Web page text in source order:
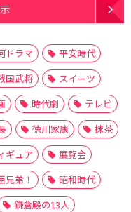
ドラマ
平安時代
国武将
スイーツ
時代劇
テレビ
徳川家康
抹茶
ギュア
展覧会
兄弟！
昭和時代
鎌倉殿の13人